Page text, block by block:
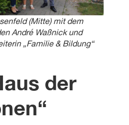
(Mitte) mit dem
André Waßnick und
„Familie & Bildung“
der